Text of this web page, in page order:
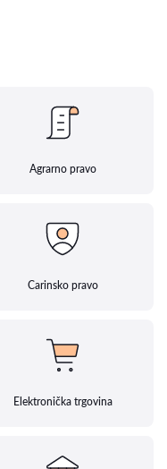
Agrarno pravo
Carinsko pravo
Elektronička trgovina